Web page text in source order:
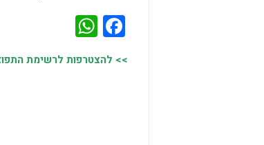
Facebook
>> להצטרפות לרשימת